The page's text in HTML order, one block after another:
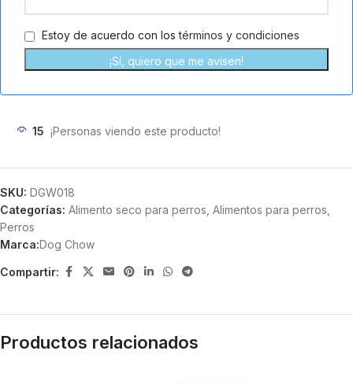
Estoy de acuerdo con lostérminos y condiciones
¡Sí, quiero que me avisen!
15 ¡Personas viendo este producto!
SKU: DGW018
Categorías: Alimento seco para perros Alimentos para perros
Perros
Marca:Dog Chow
Compartir:
Productos relacionados